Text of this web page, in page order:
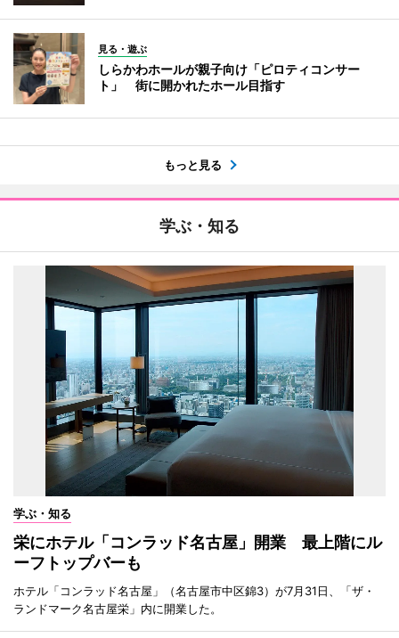
見る・遊ぶ
しらかわホールが親子向け「ピロティコンサー
ト」 街に開かれたホール目指す
もっと見る
学ぶ・知る
学ぶ・知る
栄にホテル「コンラッド名古屋」開業 最上階にル
ーフトップバーも
ホテル「コンラッド名古屋」（名古屋市中区錦3）が7月31日、「ザ・
ランドマーク名古屋栄」内に開業した。